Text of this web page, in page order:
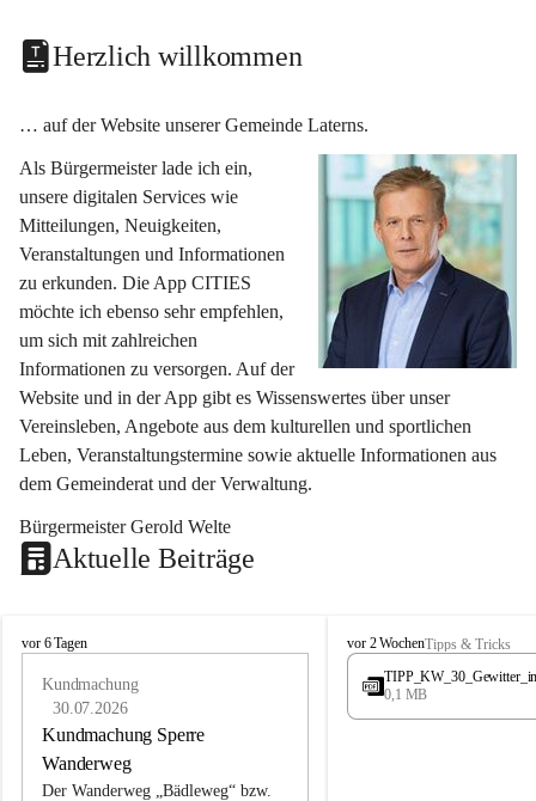
Herzlich willkommen
… auf der Website unserer Gemeinde Laterns.
Als Bürgermeister lade ich ein,
unsere digitalen Services wie
Mitteilungen, Neuigkeiten,
Veranstaltungen und Informationen
zu erkunden. Die App CITIES
möchte ich ebenso sehr empfehlen,
um sich mit zahlreichen
Informationen zu versorgen. Auf der
Website und in der App gibt es Wissenswertes über unser
Vereinsleben, Angebote aus dem kulturellen und sportlichen
Leben, Veranstaltungstermine sowie aktuelle Informationen aus
dem Gemeinderat und der Verwaltung.
Bürgermeister Gerold Welte
Aktuelle Beiträge
L
vor 6 Tagen
Kundmachung
30.07.2026
Kundmachung Sperre
Wanderweg
Der Wanderweg „Bädleweg“ bzw.
L
a
e
vor 2 WochenTipps & Tricks
0,1 MB